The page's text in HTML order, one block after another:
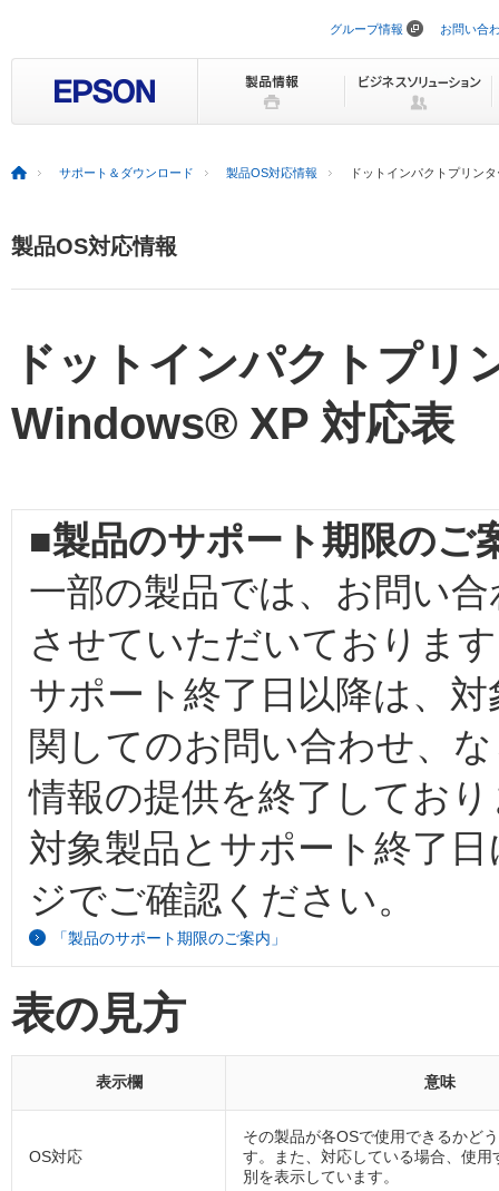
ビ
ョ
ス
グループ情報 お問い合
サポート＆ダウンロード 製品OS対応情報 ドットインパクトプリン
製品OS対応情報
ドットインパクトプ
Windows® XP 対応表
■製品のサポート期限のご
一部の製品では、お問い
させていただいておりま
サポート終了日以降は、
関してのお問い合わせ、
情報の提供を終了してお
対象製品とサポート終了
ジでご確認ください。
「製品のサポート期限のご案内」
表の見方
表示欄 意味
OS対応
その製品が各OSで使用できるかど
す。また、対応している場合、使用
別を表示しています。